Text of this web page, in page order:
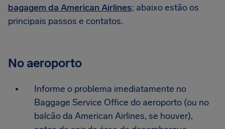
bagagem da American Airlines; abaixo estão os
principais passos e contatos.
No aeroporto
Informe o problema imediatamente no
Baggage Service Office do aeroporto (ou no
balcão da American Airlines, se houver),